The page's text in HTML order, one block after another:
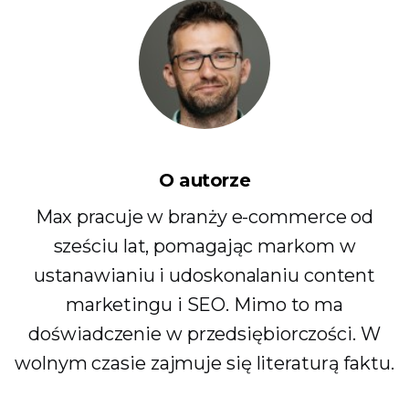
O autorze
Max pracuje w branży e-commerce od
sześciu lat, pomagając markom w
ustanawianiu i udoskonalaniu content
marketingu i SEO. Mimo to ma
doświadczenie w przedsiębiorczości. W
wolnym czasie zajmuje się literaturą faktu.